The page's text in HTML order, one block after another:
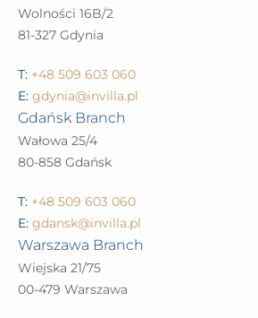
Wolności 16B/2
81-327 Gdynia
T: +48 509 603 060
E: gdynia@invilla.pl
Gdańsk Branch
Wałowa 25/4
80-858 Gdańsk
T: +48 509 603 060
E: gdansk@invilla.pl
Warszawa Branch
Wiejska 21/75
00-479 Warszawa